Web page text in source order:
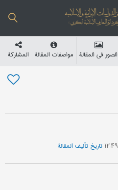
الصور في المقالة مواصفات المقالة المشارکة
تاریخ تألیف المقالة